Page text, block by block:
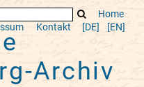
Home
Kontakt [DE] [EN]
Archiv